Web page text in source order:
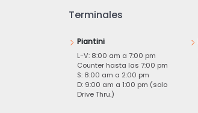
Terminales
Piantini
L-V: 8:00 am a 7:00 pm
Counter hasta las 7:00 pm
S: 8:00 am a 2:00 pm
D: 9:00 am a 1:00 pm (solo
Drive Thru.)